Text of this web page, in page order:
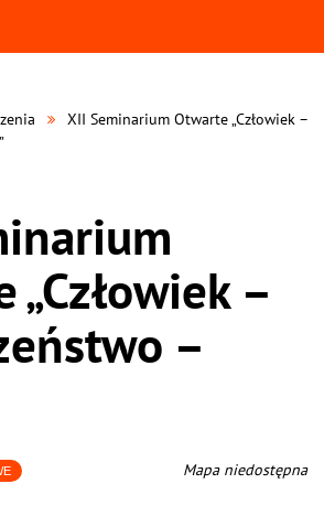
XII Seminarium Otwarte „Człowiek –
–
–
Mapa niedostępna